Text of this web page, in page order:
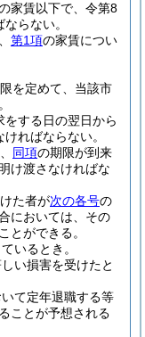
家賃以下で、令第8
らない。
第1項の家賃につい
を定めて、当該市
をする日の翌日から
ればならない。
同項の期限が到来
け渡さなければな
た者が次の各号の
においては、その
とができる。
いるとき。
い損害を受けたと
て定年退職する等
ことが予想される